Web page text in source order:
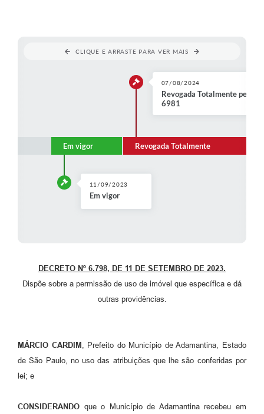
SOLICITAÇÕES PRESENCIAIS (SIC-FÍSICO)
Agenda
CLIQUE E ARRASTE PARA VER MAIS
Em vigor
11/09/2023
Em vigor
Revogada Totalmente
07/08/2024
Revogada Totalmente
6981
DECRETO Nº 6.798, DE 11 DE SETEMBRO DE 2023.
Dispõe sobre a permissão de uso de imóvel que específica e dá
outras providências.
MÁRCIO CARDIM , Prefeito do Município de Adamantina, Estado
de São Paulo, no uso das atribuições que lhe são conferidas por
lei; e
CONSIDERANDO que o Município de Adamantina recebeu em